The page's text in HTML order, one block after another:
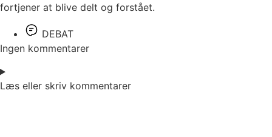
fortjener at blive delt og forstået.
DEBAT
Ingen kommentarer
Læs eller skriv kommentarer